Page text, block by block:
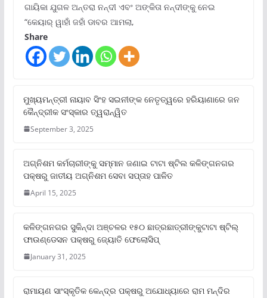
ଗାୟିକା ଯୁଗଳ ଅନ୍ତରା ନନ୍ଦୀ ଏବଂ ଅଙ୍କିତା ନନ୍ଦୀଙ୍କୁ ନେଇ
“କେୟାର୍ ୱାହାଁ ଜହାଁ ଡାବର ଆମଲା,
Share
ମୁଖ୍ୟମନ୍ତ୍ରୀ ନାୟାବ ସିଂହ ସଇନୀଙ୍କ ନେତୃତ୍ୱରେ ହରିୟାଣାରେ ଜନ
କୈନ୍ଦ୍ରୀକ ସଂସ୍କାର ତ୍ୱରାନ୍ୱିତ
September 3, 2025
ଅଗ୍ନିଶମ କର୍ମଚାରୀଙ୍କୁ ସମ୍ମାନ ଜଣାଇ ଟାଟା ଷ୍ଟିଲ କଳିଙ୍ଗନଗର
ପକ୍ଷରୁ ଜାତୀୟ ଅଗ୍ନିଶମ ସେବା ସପ୍ତାହ ପାଳିତ
April 15, 2025
କଳିଙ୍ଗନଗର ସୁକିନ୍ଦା ଅଞ୍ଚଳର ୧୫୦ ଛାତ୍ରଛାତ୍ରୀଙ୍କୁଟାଟା ଷ୍ଟିଲ୍
ଫାଉଣ୍ଡେସନ ପକ୍ଷରୁ ଜ୍ୟୋତି ଫେଲୋସିପ୍‌
January 31, 2025
ରାମାୟଣ ସାଂସ୍କୃତିକ କେନ୍ଦ୍ର ପକ୍ଷରୁ ଅଯୋଧ୍ୟାରେ ରାମ ମନ୍ଦିର